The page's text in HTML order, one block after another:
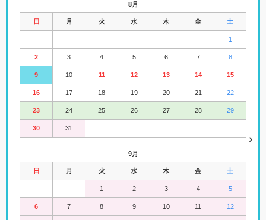
8月
日 月 火 水 木 金 土
1
2 3 4 5 6 7 8
9 10 11 12 13 14 15
16 17 18 19 20 21 22
23 24 25 26 27 28 29
30 31
9月
日 月 火 水 木 金 土
1 2 3 4 5
6 7 8 9 10 11 12